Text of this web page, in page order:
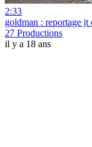
2:33
goldman : reportage jt
27 Productions
il y a 18 ans